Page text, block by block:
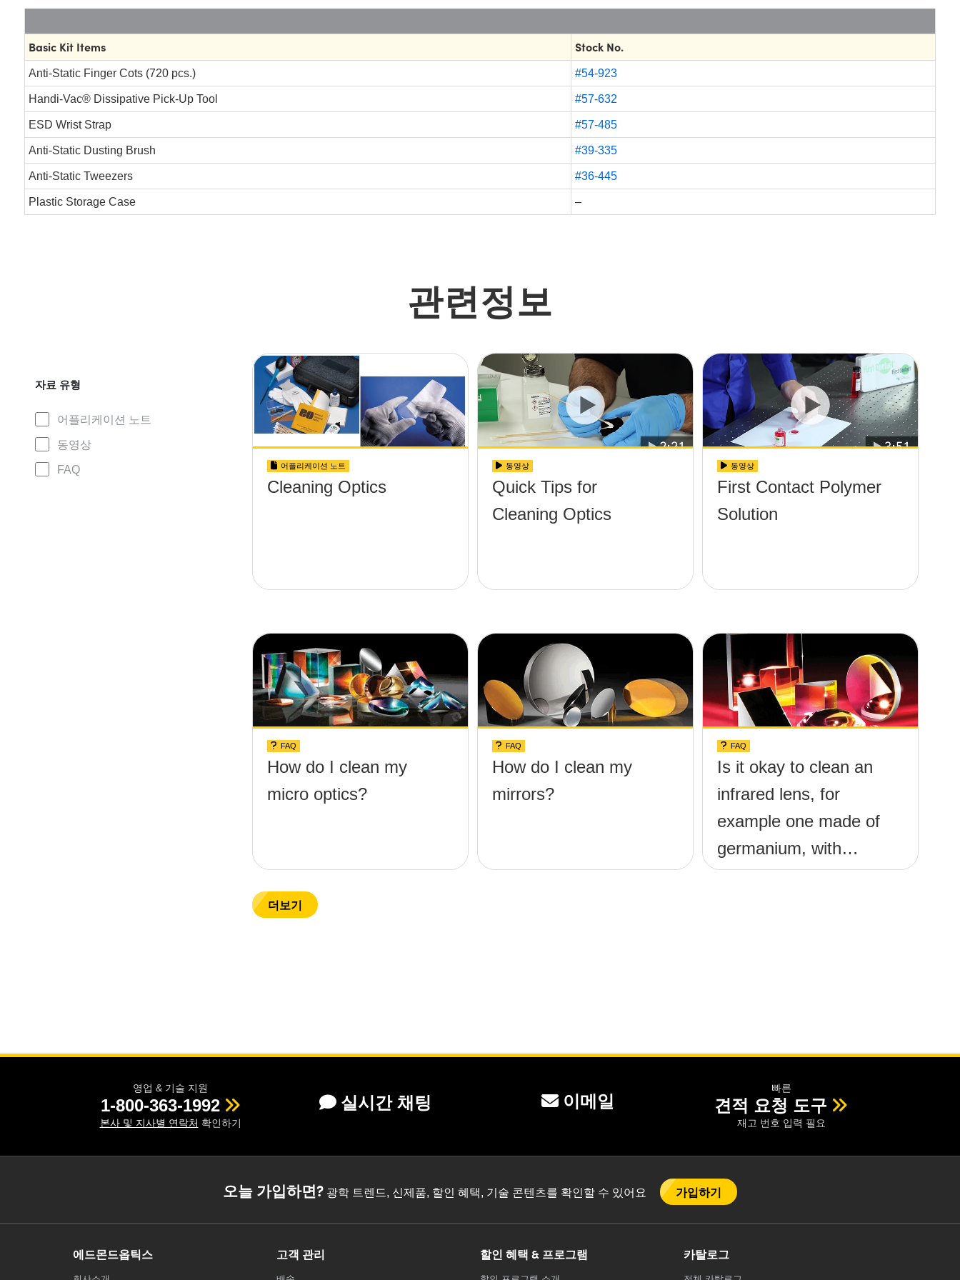
Basic Kit Items Stock No.
Anti-Static Finger Cots (720 pcs.) #54-923
Handi-Vac® Dissipative Pick-Up Tool #57-632
ESD Wrist Strap #57-485
Anti-Static Dusting Brush #39-335
Anti-Static Tweezers #36-445
Plastic Storage Case –
관련정보
자료 유형
어플리케이션 노트
동영상
FAQ 어플리케이션 노트
Cleaning Optics
동영상
Quick Tips for
Cleaning Optics
동영상
First Contact Polymer
Solution
FAQ
How do I clean my
micro optics?
FAQ
How do I clean my
mirrors?
FAQ
Is it okay to clean an
infrared lens, for
example one made of
germanium, with
ethanol?
더보기
영업 & 기술 지원
1-800-363-1992
본사 및 지사별 연락처 확인하기
실시간 채팅 이메일
빠른
견적 요청 도구
재고 번호 입력 필요
오늘 가입하면?광학 트렌드, 신제품, 할인 혜택, 기술 콘텐츠를 확인할 수 있어요 가입하기
에드몬드옵틱스 고객 관리 할인 혜택 & 프로그램 카탈로그